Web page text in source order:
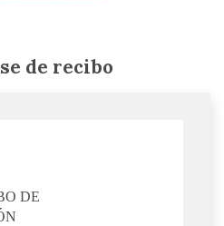
de recibo
DE